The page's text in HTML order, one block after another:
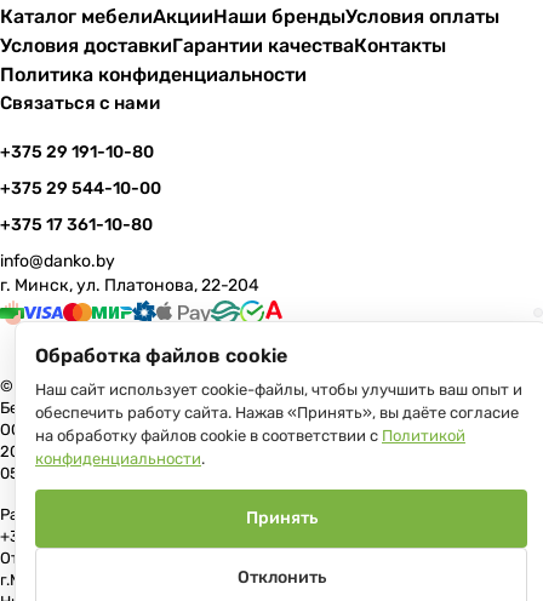
Каталог мебелиАкцииНаши брендыУсловия оплаты
Условия доставкиГарантии качестваКонтакты
Политика конфиденциальности
Связаться с нами
+375 29 191-10-80
+375 29 544-10-00
+375 17 361-10-80
info@danko.by
г. Минск, ул. Платонова, 22-204
© 2026 Данко Бай: качественная мебель с оперативной доставкой по
Беларуси
ООО «Гранд Парк», юр.адрес: 220005, Минск, ул. Платонова, 22, пом.
204 В торговом реестре с 17 июля 2013 г. Регистрация №191081534,
05.11.2008, Мингорисполком.
Рассмотрение обращений потребителей, телефон +375 (17) 361-10-80,
+375 (29) 191-10-80, +375 (29) 544-10-00, e-mail: info@danko.by
Отдел торговли и услуг Администрации Первомайского района
г.Минска: тел. +375(17)215-14-65, Начальник отдела: Жакович Юлия
Обработка файлов cookie
Наш сайт использует cookie-файлы, чтобы улучшить ваш опыт и
обеспечить работу сайта. Нажав «Принять», вы даёте согласие
на обработку файлов cookie в соответствии с Политикой
конфиденциальности.
Отклонить
Принять